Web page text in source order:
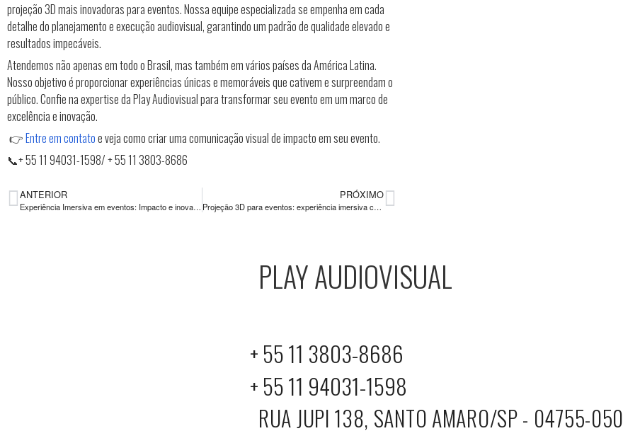
projeção 3D mais inovadoras para eventos. Nossa equipe especializada se empenha em cada
detalhe do planejamento e execução audiovisual, garantindo um padrão de qualidade elevado e
resultados impecáveis.
Atendemos não apenas em todo o Brasil, mas também em vários países da América Latina.
Nosso objetivo é proporcionar experiências únicas e memoráveis que cativem e surpreendam o
público. Confie na expertise da Play Audiovisual para transformar seu evento em um marco de
excelência e inovação.
👉Entre em contatoe veja como criar uma comunicação visual de impacto em seu evento.
📞+ 55 11 94031-1598/ + 55 11 3803-8686
ANTERIOR
Experiência Imersiva em eventos: Impacto e inovação
PRÓXIMO
Projeção 3D para eventos: experiência imersiva com projeção tridimensional
PLAY AUDIOVISUAL
+ 55 11 3803-8686
+ 55 11 94031-1598
RUA JUPI 138, SANTO AMARO/SP - 04755-050